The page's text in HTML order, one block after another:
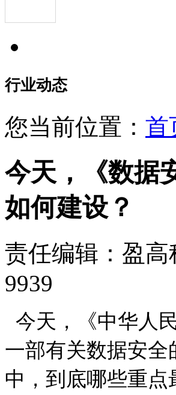
行业动态
您当前位置： 首
今天，《数据
如何建设？
责任编辑：盈
9939
今天，《中华人
一部有关数据安
中，到底哪些重